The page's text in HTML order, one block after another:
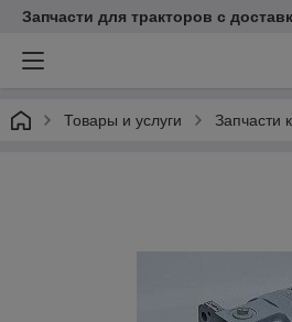
Запчасти для тракторов с
Товары и услуги Запчасти